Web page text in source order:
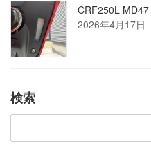
CRF250L
2026年4月17日
検索
検